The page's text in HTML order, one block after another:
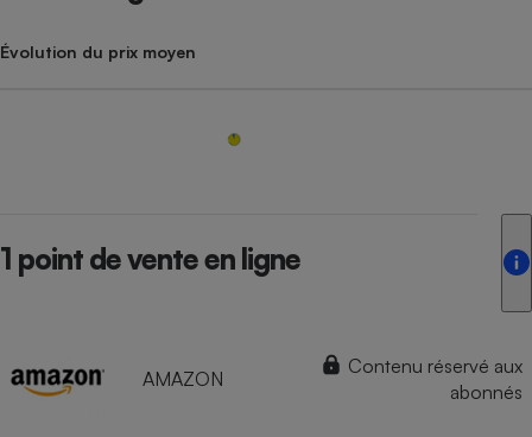
Évolution du prix moyen
1 point de vente en ligne
AMAZON
Contenu réservé aux
abonnés